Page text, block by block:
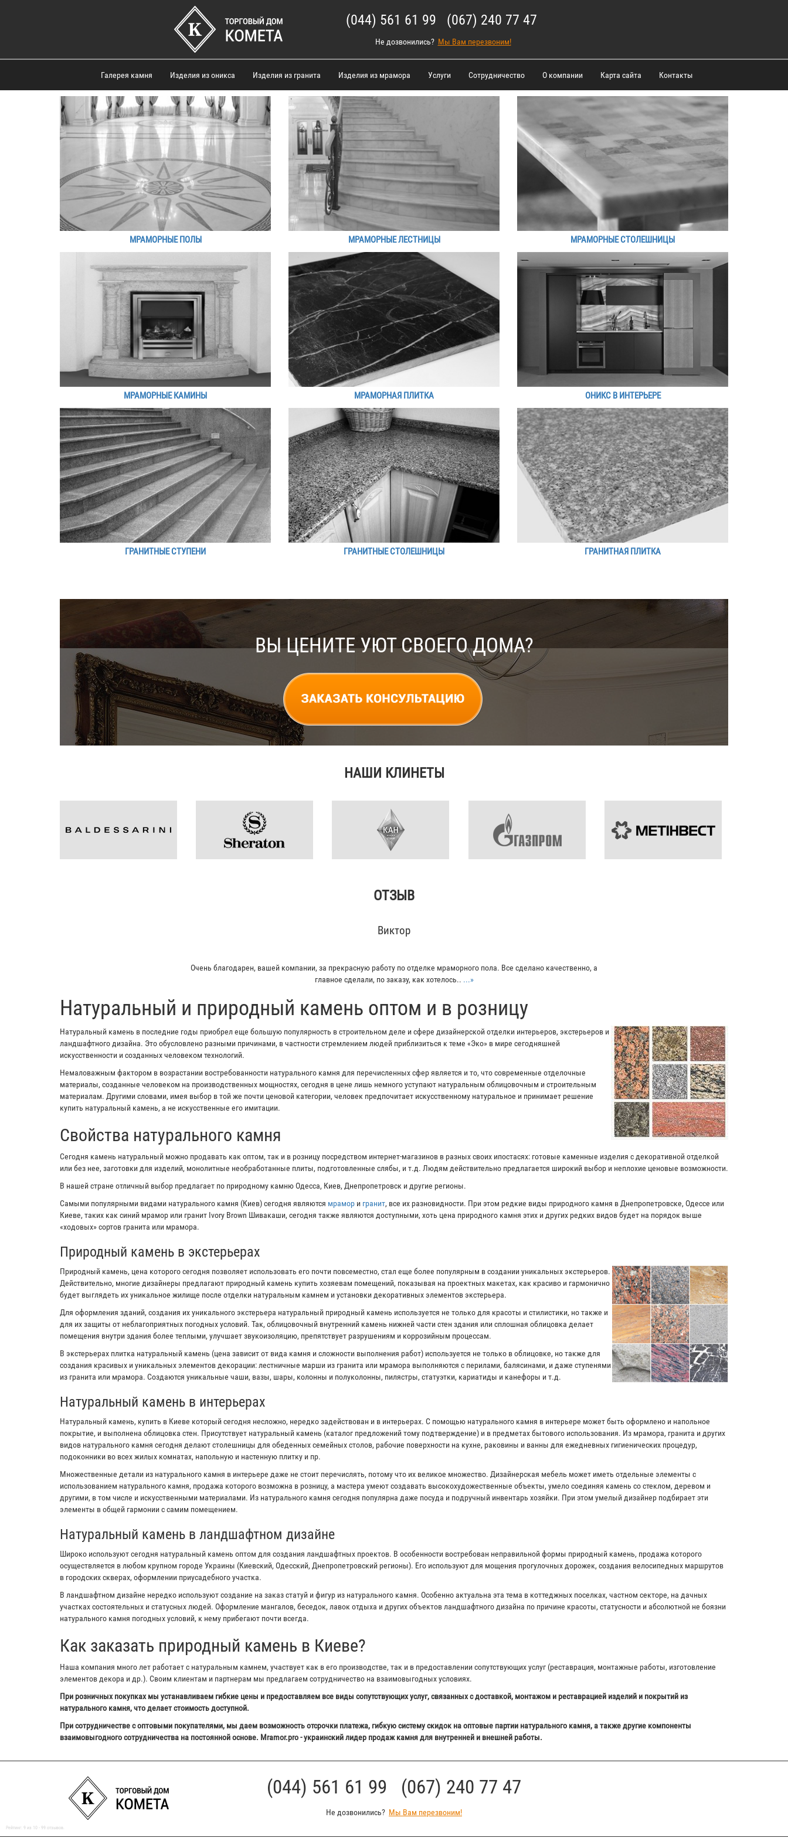
(044) 561 61 99 (067) 240 77 47
Не дозвонились? Мы Вам перезвоним!
Галерея камня Изделия из оникса Изделия из гранита Изделия из мрамора Услуги Сотрудничество О компании Карта сайта Контакты
МРАМОРНЫЕ ПОЛЫ МРАМОРНЫЕ ЛЕСТНИЦЫ МРАМОРНЫЕ СТОЛЕШНИЦЫ
МРАМОРНЫЕ КАМИНЫ МРАМОРНАЯ ПЛИТКА ОНИКС В ИНТЕРЬЕРЕ
ГРАНИТНЫЕ СТУПЕНИ ГРАНИТНЫЕ СТОЛЕШНИЦЫ ГРАНИТНАЯ ПЛИТКА
ВЫ ЦЕНИТЕ УЮТ СВОЕГО ДОМА?
НАШИ КЛИНЕТЫ
ОТЗЫВ
Кирилл
Мой отец заказывал плитку из гранита для своего дома. Больше всего понравилось - индивидуальный подход к клиенту.
Отец остался очень доволен......»
​Натуральный и природный камень оптом и в розницу
Натуральный камень в последние годы приобрел еще большую популярность в строительном деле и сфере дизайнерской отделки интерьеров, экстерьеров и
ландшафтного дизайна. Это обусловлено разными причинами, в частности стремлением людей приблизиться к теме «Эко» в мире сегодняшней
искусственности и созданных человеком технологий.
Немаловажным фактором в возрастании востребованности натурального камня для перечисленных сфер является и то, что современные отделочные
материалы, созданные человеком на производственных мощностях, сегодня в цене лишь немного уступают натуральным облицовочным и строительным
материалам. Другими словами, имея выбор в той же почти ценовой категории, человек предпочитает искусственному натуральное и принимает решение
купить натуральный камень, а не искусственные его имитации.
Свойства натурального камня
Сегодня камень натуральный можно продавать как оптом, так и в розницу посредством интернет-магазинов в разных своих ипостасях: готовые каменные изделия с декоративной отделкой
или без нее, заготовки для изделий, монолитные необработанные плиты, подготовленные слябы, и т.д. Людям действительно предлагается широкий выбор и неплохие ценовые возможности.
В нашей стране отличный выбор предлагает по природному камню Одесса, Киев, Днепропетровск и другие регионы.
Самыми популярными видами натурального камня (Киев) сегодня являются мрамор и гранит, все их разновидности. При этом редкие виды природного камня в Днепропетровске, Одессе или
Киеве, таких как синий мрамор или гранит Ivory Brown Шивакаши, сегодня также являются доступными, хоть цена природного камня этих и других редких видов будет на порядок выше
«ходовых» сортов гранита или мрамора.
Природный камень в экстерьерах
Природный камень, цена которого сегодня позволяет использовать его почти повсеместно, стал еще более популярным в создании уникальных экстерьеров.
Действительно, многие дизайнеры предлагают природный камень купить хозяевам помещений, показывая на проектных макетах, как красиво и гармонично
будет выглядеть их уникальное жилище после отделки натуральным камнем и установки декоративных элементов экстерьера.
Для оформления зданий, создания их уникального экстерьера натуральный природный камень используется не только для красоты и стилистики, но также и
для их защиты от неблагоприятных погодных условий. Так, облицовочный внутренний камень нижней части стен здания или сплошная облицовка делает
помещения внутри здания более теплыми, улучшает звукоизоляцию, препятствует разрушениям и коррозийным процессам.
В экстерьерах плитка натуральный камень (цена зависит от вида камня и сложности выполнения работ) используется не только в облицовке, но также для
создания красивых и уникальных элементов декорации: лестничные марши из гранита или мрамора выполняются с перилами, балясинами, и даже ступенями
из гранита или мрамора. Создаются уникальные чаши, вазы, шары, колонны и полуколонны, пилястры, статуэтки, кариатиды и канефоры и т.д.
Натуральный камень в интерьерах
Натуральный камень, купить в Киеве который сегодня несложно, нередко задействован и в интерьерах. С помощью натурального камня в интерьере может быть оформлено и напольное
покрытие, и выполнена облицовка стен. Присутствует натуральный камень (каталог предложений тому подтверждение) и в предметах бытового использования. Из мрамора, гранита и других
видов натурального камня сегодня делают столешницы для обеденных семейных столов, рабочие поверхности на кухне, раковины и ванны для ежедневных гигиенических процедур,
подоконники во всех жилых комнатах, напольную и настенную плитку и пр.
Множественные детали из натурального камня в интерьере даже не стоит перечислять, потому что их великое множество. Дизайнерская мебель может иметь отдельные элементы с
использованием натурального камня, продажа которого возможна в розницу, а мастера умеют создавать высокохудожественные объекты, умело соединяя камень со стеклом, деревом и
другими, в том числе и искусственными материалами. Из натурального камня сегодня популярна даже посуда и подручный инвентарь хозяйки. При этом умелый дизайнер подбирает эти
элементы в общей гармонии с самим помещением.
Натуральный камень в ландшафтном дизайне
Широко используют сегодня натуральный камень оптом для создания ландшафтных проектов. В особенности востребован неправильной формы природный камень, продажа которого
осуществляется в любом крупном городе Украины (Киевский, Одесский, Днепропетровский регионы). Его используют для мощения прогулочных дорожек, создания велосипедных маршрутов
в городских скверах, оформлении приусадебного участка.
В ландшафтном дизайне нередко используют создание на заказ статуй и фигур из натурального камня. Особенно актуальна эта тема в коттеджных поселках, частном секторе, на дачных
участках состоятельных и статусных людей. Оформление мангалов, беседок, лавок отдыха и других объектов ландшафтного дизайна по причине красоты, статусности и абсолютной не боязни
натурального камня погодных условий, к нему прибегают почти всегда.
Как заказать природный камень в Киеве?
Наша компания много лет работает с натуральным камнем, участвует как в его производстве, так и в предоставлении сопутствующих услуг (реставрация, монтажные работы, изготовление
элементов декора и др.). Своим клиентам и партнерам мы предлагаем сотрудничество на взаимовыгодных условиях.
При розничных покупках мы устанавливаем гибкие цены и предоставляем все виды сопутствующих услуг, связанных с доставкой, монтажом и реставрацией изделий и покрытий из
натурального камня, что делает стоимость доступной.
При сотрудничестве с оптовыми покупателями, мы даем возможность отсрочки платежа, гибкую систему скидок на оптовые партии натурального камня, а также другие компоненты
взаимовыгодного сотрудничества на постоянной основе. Mramor.pro - украинский лидер продаж камня для внутренней и внешней работы.
(044) 561 61 99 (067) 240 77 47
Не дозвонились? Мы Вам перезвоним!
Рейтинг: 9 из 10 99 отзывов.